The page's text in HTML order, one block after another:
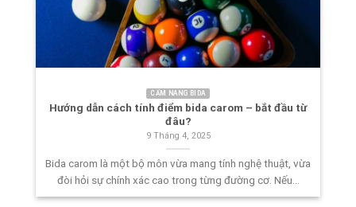
CẨM NANG BIDA
Hướng dẫn cách tính điểm bida carom – bắt đầu từ
đâu?
9 Tháng 4, 2025
Bida carom là một bộ môn vừa mang tính nghệ thuật, vừa
đòi hỏi sự chính xác cao trong từng đường cơ. Nếu...